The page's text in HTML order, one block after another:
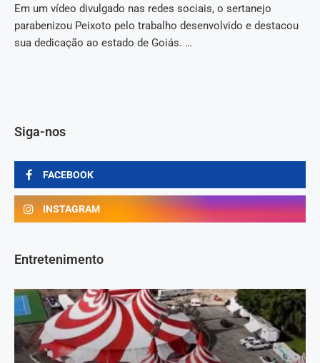
Em um vídeo divulgado nas redes sociais, o sertanejo
parabenizou Peixoto pelo trabalho desenvolvido e destacou
sua dedicação ao estado de Goiás. …
Siga-nos
FACEBOOK
INSTAGRAM
Entretenimento